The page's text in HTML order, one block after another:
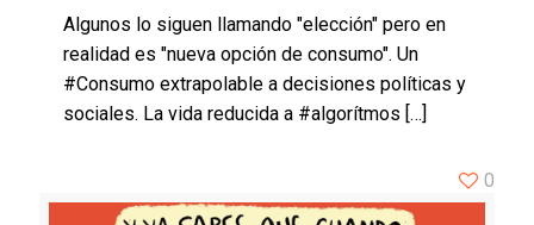
Algunos lo siguen llamando "elección" pero en
realidad es "nueva opción de consumo". Un
#Consumo extrapolable a decisiones políticas y
sociales. La vida reducida a #algorítmos […]
0